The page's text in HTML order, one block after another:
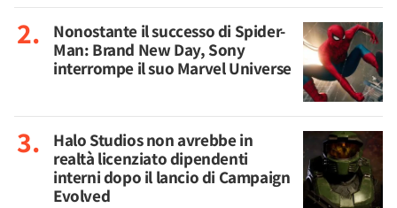
Nonostante il successo di Spider-
Man: Brand New Day, Sony
interrompe il suo Marvel Universe
Halo Studios non avrebbe in
realtà licenziato dipendenti
interni dopo il lancio di Campaign
Evolved